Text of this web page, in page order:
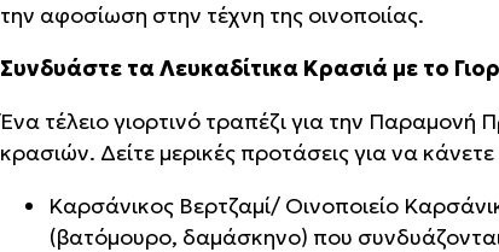
την αφοσίωση στην τέχνη της οινοποιίας.
Συνδυάστε τα Λευκαδίτικα Κρασιά με το
Ένα τέλειο γιορτινό τραπέζι για την Παραμονή
κρασιών. Δείτε μερικές προτάσεις για να
Καρσάνικος Βερτζαμί/ Οινοποιείο
(βατόμουρο, δαμάσκηνο) που